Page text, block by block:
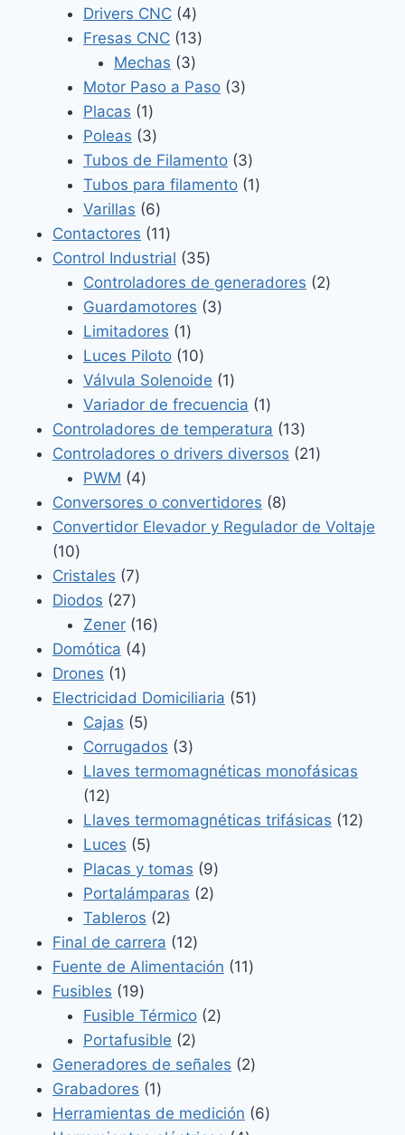
productos
Drivers CNC 44
productos
Fresas CNC 1313
Mechas 33
productos
Motor Paso a Paso 33
Placas 11
producto
Poleas 33
productos
Tubos de Filamento 33
productos
Tubos para filamento 11
Varillas 66
productos
Contactores 1111
productos
Control Industrial 3535
productos
Controladores de generadores 22
Guardamotores 33
Limitadores 11
producto
Luces Piloto 1010
productos
Válvula Solenoide 11
producto
Variador de frecuencia 11
producto
Controladores de temperatura 1313
productos
Controladores o drivers diversos 2121
PWM 44
productos
Conversores o convertidores 88
productos
Convertidor Elevador y Regulador de Voltaje
1010
productos
Cristales 77
productos
Diodos 2727
productos
Zener 1616
Domótica 44
Drones 11
producto
Electricidad Domiciliaria 5151
Cajas 55
productos
Corrugados 33
productos
Llaves termomagnéticas monofásicas
1212
productos
Llaves termomagnéticas trifásicas 1212
Luces 55
productos
Placas y tomas 99
productos
Portalámparas 22
Tableros 22
productos
Final de carrera 1212
productos
Fuente de Alimentación 1111
Fusibles 1919
productos
Fusible Térmico 22
Portafusible 22
productos
Generadores de señales 22
Grabadores 11
producto
Herramientas de medición 66